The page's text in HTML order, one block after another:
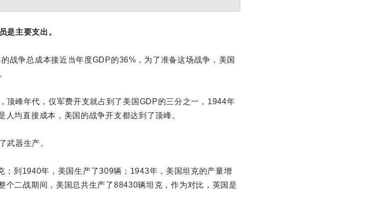
是主要支出。
战争总成本接近当年度GDP的36%，为了准备这场战争，美国
顶峰年代，仅军费开支就占到了美国GDP的三分之一，1944年
均直接成本，美国的战争开支都达到了顶峰。
武器生产。
；到1940年，美国生产了309辆；1943年，美国坦克的产量增
个二战期间，美国总共生产了88430辆坦克，作为对比，英国是